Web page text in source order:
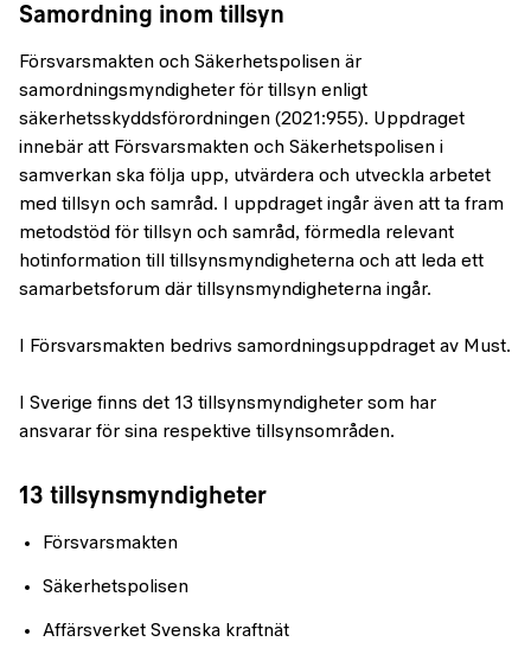
Samordning inom tillsyn
Försvarsmakten och Säkerhetspolisen är
samordningsmyndigheter för tillsyn enligt
säkerhetsskyddsförordningen (2021:955). Uppdraget
innebär att Försvarsmakten och Säkerhetspolisen i
samverkan ska följa upp, utvärdera och utveckla arbetet
med tillsyn och samråd. I uppdraget ingår även att ta fram
metodstöd för tillsyn och samråd, förmedla relevant
hotinformation till tillsynsmyndigheterna och att leda ett
samarbetsforum där tillsynsmyndigheterna ingår.
I Försvarsmakten bedrivs samordningsuppdraget av Must.
I Sverige finns det 13 tillsynsmyndigheter som har
ansvarar för sina respektive tillsynsområden.
13 tillsynsmyndigheter
Försvarsmakten
Säkerhetspolisen
Affärsverket Svenska kraftnät